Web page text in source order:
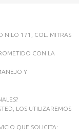
NILO 171, COL. MITRAS
CON LA
Y
LOS UTILIZAREMOS
QUE SOLICITA: